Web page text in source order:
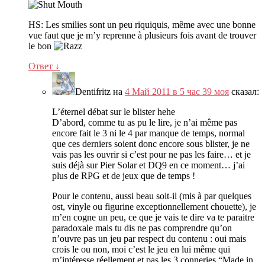
HS: Les smilies sont un peu riquiquis, même avec une bonne
vue faut que je m’y reprenne à plusieurs fois avant de trouver
le bon
Ответ ↓
Dentifritz на 4 Май 2011 в 5 час 39 моя сказал:
L’éternel débat sur le blister hehe
D’abord, comme tu as pu le lire, je n’ai même pas
encore fait le 3 ni le 4 par manque de temps, normal
que ces derniers soient donc encore sous blister, je ne
vais pas les ouvrir si c’est pour ne pas les faire… et je
suis déjà sur Pier Solar et DQ9 en ce moment… j’ai
plus de RPG et de jeux que de temps !
Pour le contenu, aussi beau soit-il (mis à par quelques
ost, vinyle ou figurine exceptionnellement chouette), je
m’en cogne un peu, ce que je vais te dire va te paraitre
paradoxale mais tu dis ne pas comprendre qu’on
n’ouvre pas un jeu par respect du contenu : oui mais
crois le ou non, moi c’est le jeu en lui même qui